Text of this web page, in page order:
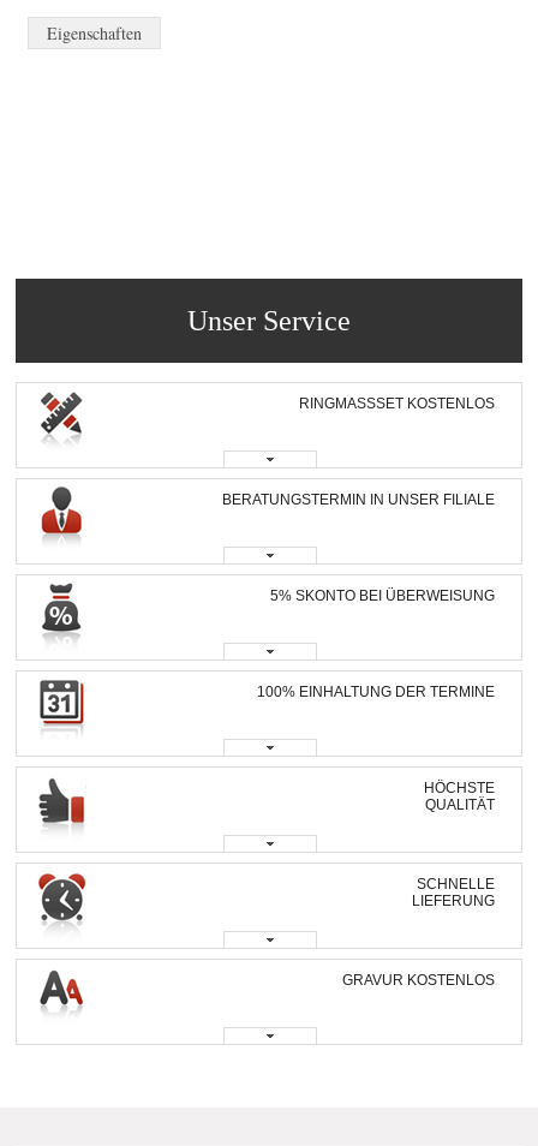
Eigenschaften
Unser Service
RINGMASSSET KOSTENLOS
BERATUNGSTERMIN IN UNSER FILIALE
5% SKONTO BEI ÜBERWEISUNG
100% EINHALTUNG DER TERMINE
HÖCHSTE
QUALITÄT
SCHNELLE
LIEFERUNG
GRAVUR KOSTENLOS